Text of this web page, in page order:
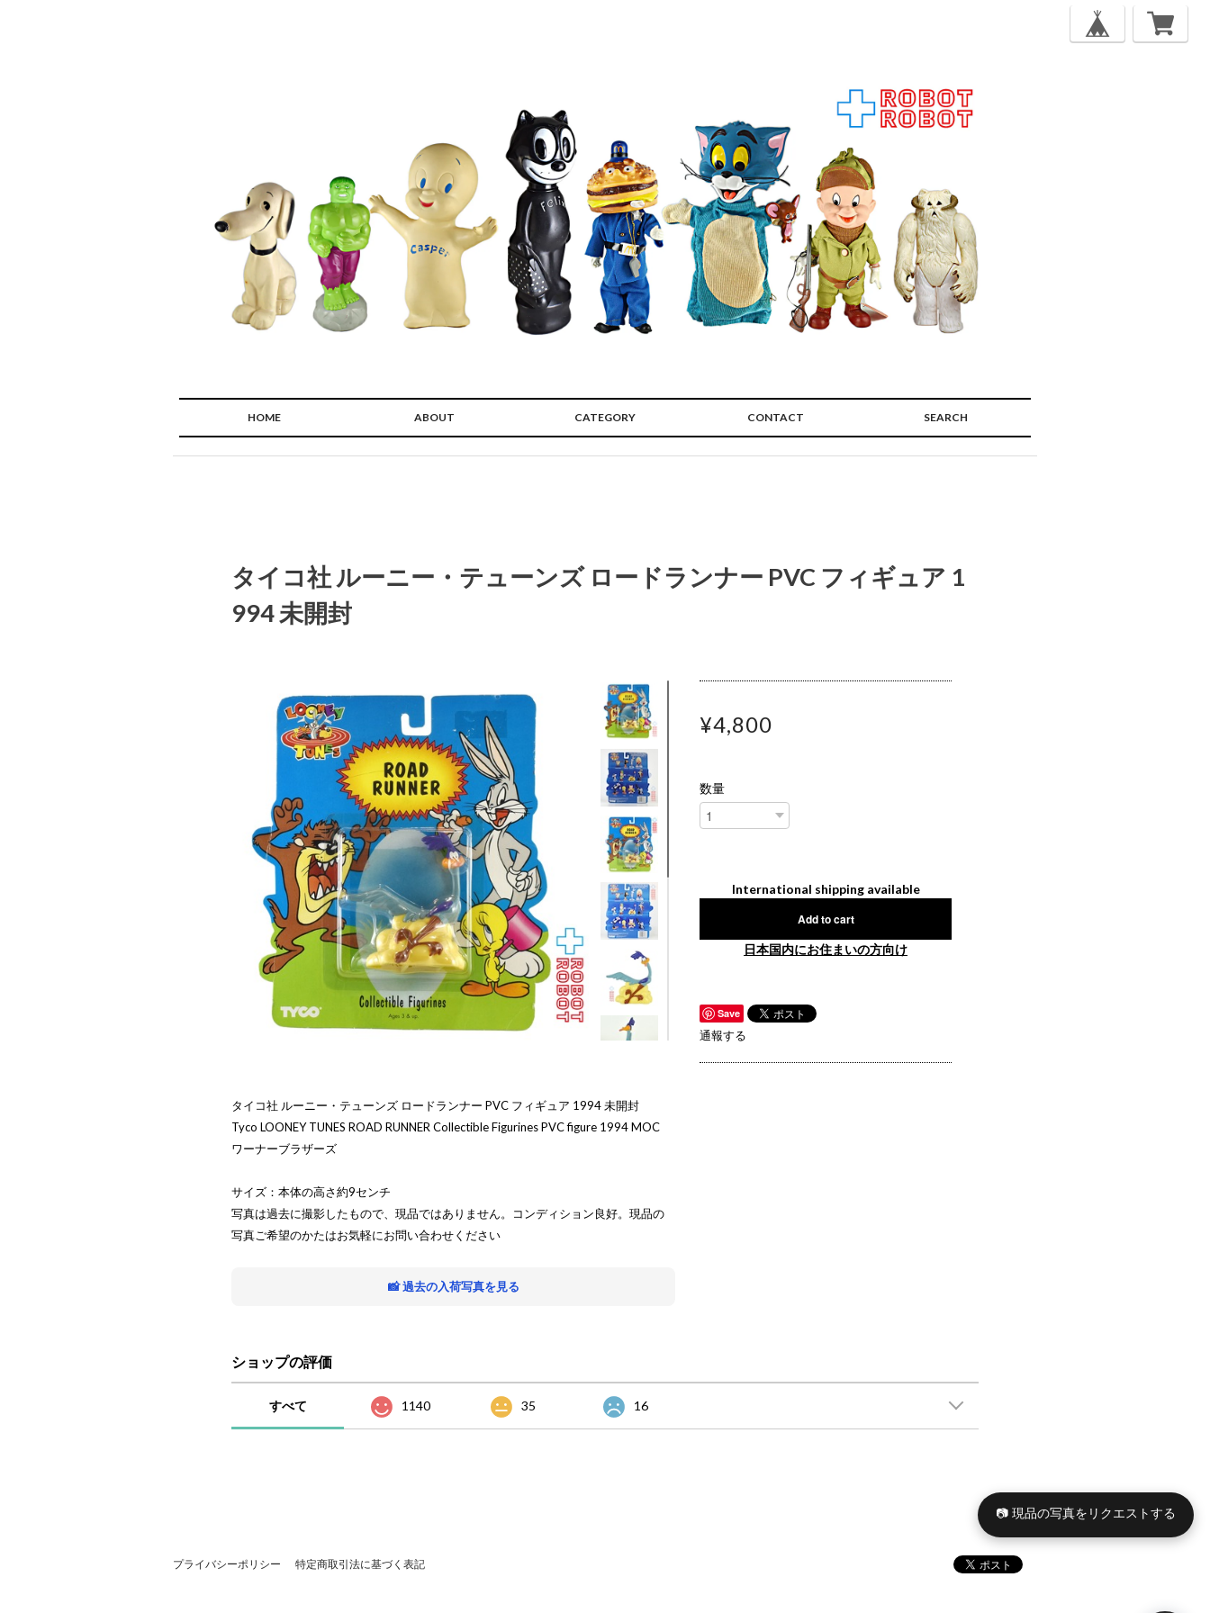
HOME ABOUT CATEGORY CONTACT SEARCH
タイコ社 ルーニー・テューンズ ロードランナー PVC フィギュア 1
994 未開封
タイコ社 ルーニー・テューンズ ロードランナー PVC フィギュア 1994 未開封
Tyco LOONEY TUNES ROAD RUNNER Collectible Figurines PVC figure 1994 MOC
ワーナーブラザーズ
サイズ：本体の高さ約9センチ
写真は過去に撮影したもので、現品ではありません。コンディション良好。現品の
写真ご希望のかたはお気軽にお問い合わせください
📸 過去の入荷写真を見る
¥4,800
数量
International shipping available
Add to cart
日本国内にお住まいの方向け
Save
通報する
ショップの評価
すべて 1140 35 16
プライバシーポリシー 特定商取引法に基づく表記
📷 現品の写真をリクエストする